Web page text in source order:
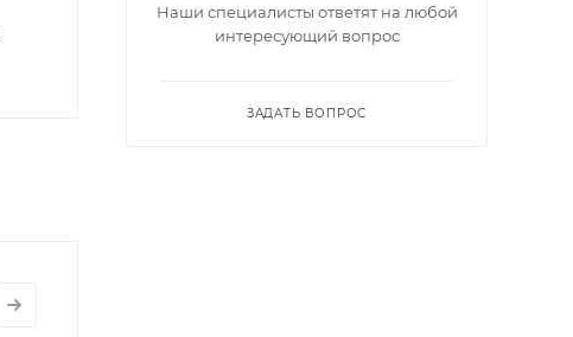
Наши специалисты ответят на любой
интересующий вопрос
ЗАДАТЬ ВОПРОС